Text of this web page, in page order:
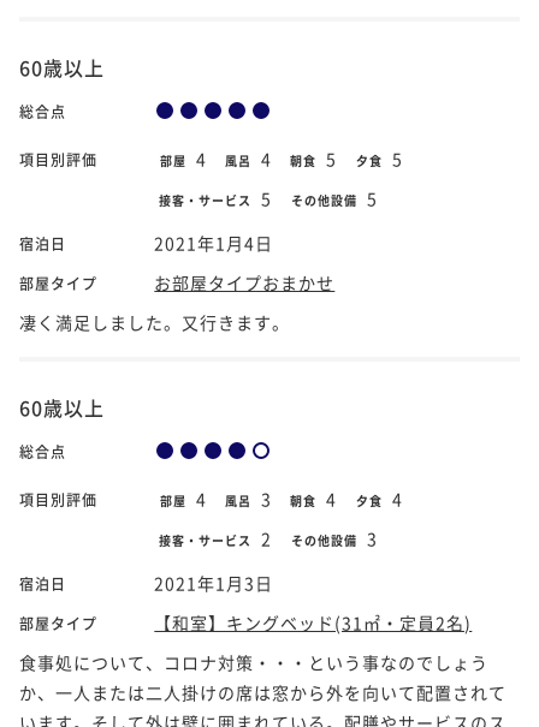
60歳以上
総合点
項目別評価 部屋 4 風呂 4 朝食 5 夕食 5
接客・サービス 5 その他設備 5
宿泊日 2021年1月4日
部屋タイプ
お部屋タイプおまかせ
凄く満足しました。又行きます。
60歳以上
総合点
項目別評価 部屋 4 風呂 3 朝食 4 夕食 4
接客・サービス 2 その他設備 3
宿泊日 2021年1月3日
部屋タイプ
【和室】キングベッド(31㎡・定員2名)
食事処について、コロナ対策・・・という事なのでしょう
か、一人または二人掛けの席は窓から外を向いて配置されて
います。そして外は壁に囲まれている。配膳やサービスのス